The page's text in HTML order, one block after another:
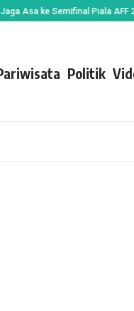
ke Semifinal Piala AFF 2026
Politik